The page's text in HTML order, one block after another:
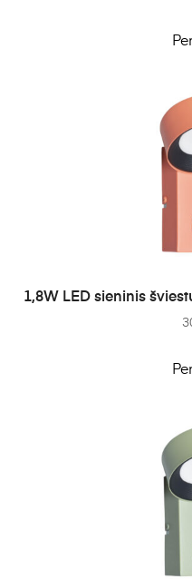
Į
1,8W LED sieninis